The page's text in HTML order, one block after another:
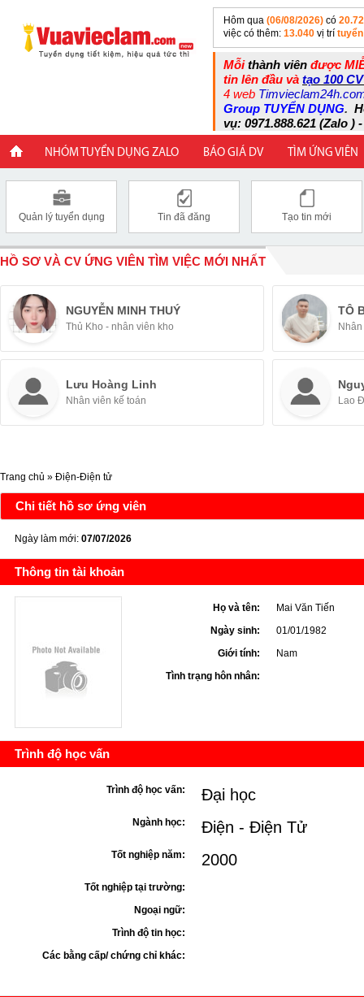
Hôm qua (06/08/2026) có
việc có thêm: 13.040 vị trí
Mỗithành viên được
tin lên đầu và tạo 100
4 web
Group TUYỂN DỤNG.
vụ: 0971.888.621 (Zalo )
NHÓM TUYỂN DỤNG ZALO BÁO GIÁ DV TÌM ỨNG VIÊN
Quản lý tuyển dụng Tin đã đăng Tạo tin mới
HỒ SƠ VÀ CV ỨNG VIÊN TÌM VIỆC MỚI NHẤT
NGUYỄN MINH THUÝ
Thủ Kho - nhân viên kho
TÔ
Lưu Hoàng Linh
Nhân viên kế toán Lao
Trang chủ » Điện-Điện tử
Chi tiết hồ sơ ứng viên
Ngày làm mới: 07/07/2026
Thông tin tài khoản
Họ và tên:
Mai Văn Tiến
Ngày sinh:
01/01/1982
Giới tính:
Nam
Tình trạng hôn nhân:
Trình độ học vấn
Trình độ học vấn: Đại học
Ngành học: Điện - Điện Tử
Tốt nghiệp năm: 2000
Tốt nghiệp tại trường:
Ngoại ngữ:
Trình độ tin học:
Các bằng cấp/ chứng chỉ khác: